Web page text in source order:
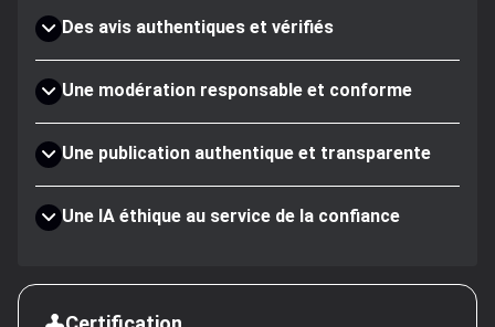
Des avis authentiques et vérifiés
Une modération responsable et conforme
Une publication authentique et transparente
Une IA éthique au service de la confiance